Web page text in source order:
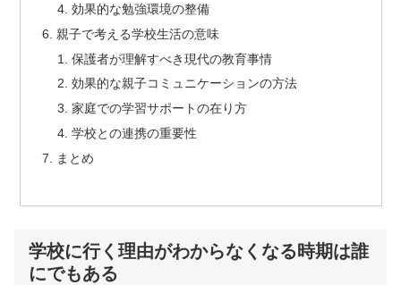
効果的な勉強環境の整備
親子で考える学校生活の意味
保護者が理解すべき現代の教育事情
効果的な親子コミュニケーションの方法
家庭での学習サポートの在り方
学校との連携の重要性
まとめ
学校に行く理由がわからなくなる時期は誰
にでもある